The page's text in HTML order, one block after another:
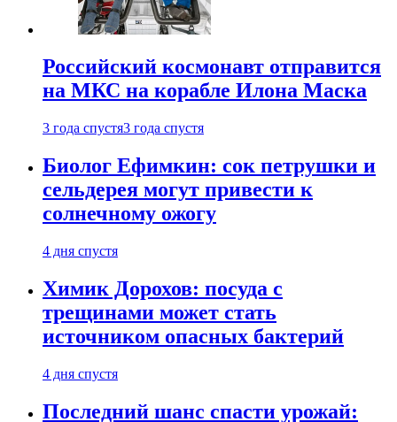
Российский космонавт отправится
на МКС на корабле Илона Маска
3 года спустя3 года спустя
Биолог Ефимкин: сок петрушки и
сельдерея могут привести к
солнечному ожогу
4 дня спустя
Химик Дорохов: посуда с
трещинами может стать
источником опасных бактерий
4 дня спустя
Последний шанс спасти урожай: